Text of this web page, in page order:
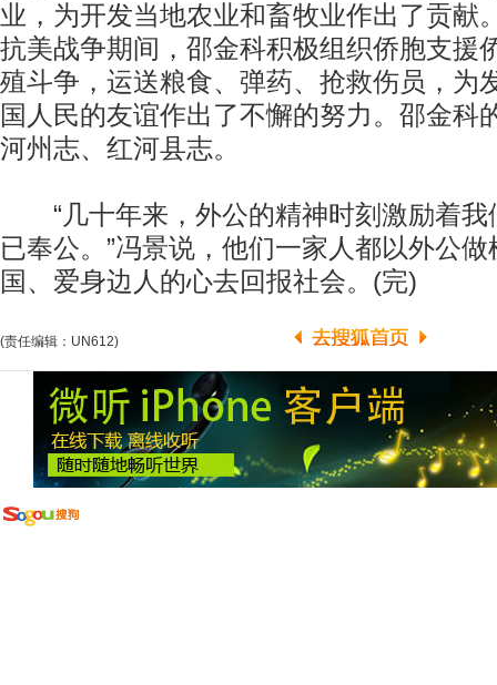
业，为开发当地农业和畜牧业作出了贡献
抗美战争期间，邵金科积极组织侨胞支援
殖斗争，运送粮食、弹药、抢救伤员，为
国人民的友谊作出了不懈的努力。邵金科
河州志、红河县志。
“几十年来，外公的精神时刻激励着我
已奉公。”冯景说，他们一家人都以外公
国、爱身边人的心去回报社会。(完)
(责任编辑：UN612)